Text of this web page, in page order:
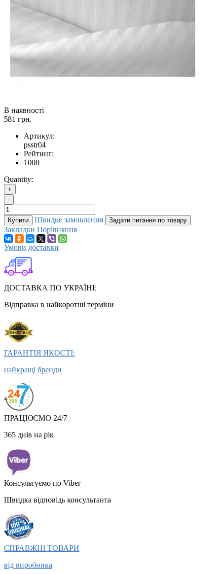
В наявності
581 грн.
Артикул:
psstr04
Рейтинг:
1000
Quantity:
+
-
Купити Швидке замовлення Задати питання по товару
Закладки Порівняння
Умови доставки
ДОСТАВКА ПО УКРАЇНІ:
Відправка в найкоротші терміни
ГАРАНТІЯ ЯКОСТІ:
найкращі бренди
ПРАЦЮЄМО 24/7
365 днів на рік
Консультуємо по Viber
Швидка відповідь консультанта
СПРАВЖНІ ТОВАРИ
від виробника